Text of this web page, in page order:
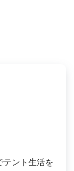
テント生活を